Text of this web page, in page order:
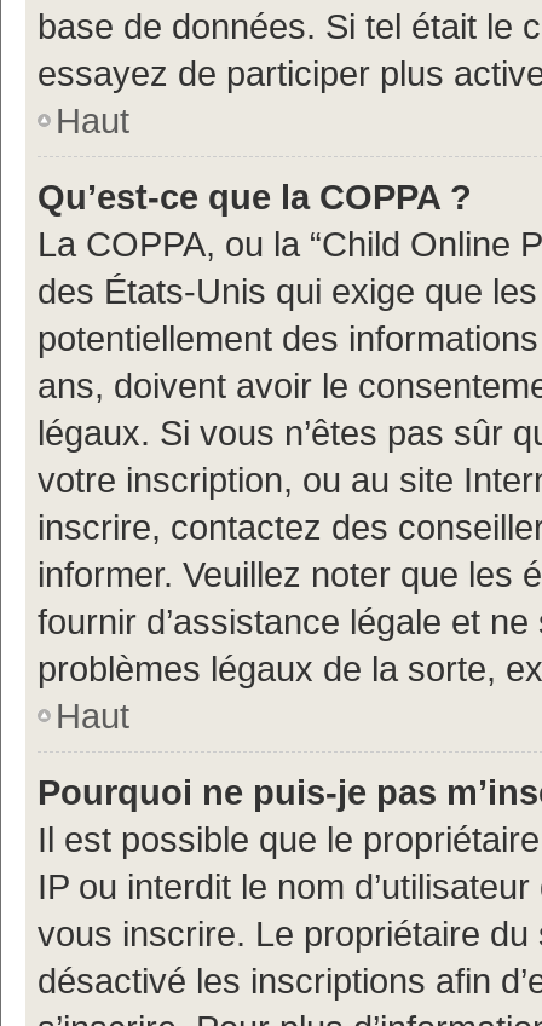
base de données. Si tel était le
essayez de participer plus
Haut
Qu’est-ce que la COPPA ?
La COPPA, ou la “Child Online
des États-Unis qui exige que
potentiellement des
ans, doivent avoir le
légaux. Si vous n’êtes pas sûr
votre inscription, ou au site
inscrire, contactez des
informer. Veuillez noter que les
fournir d’assistance légale et
problèmes légaux de la sorte,
Haut
Pourquoi ne puis-je pas
Il est possible que le
IP ou interdit le nom
vous inscrire. Le propriétaire
désactivé les inscriptions afin